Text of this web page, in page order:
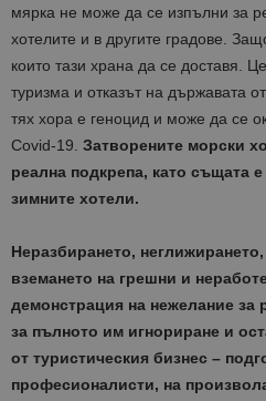
мярка не може да се изпълни за
хотелите и в другите градове.
които тази храна да се доставя.
туризма и отказът на държавата
тях хора е геноцид и може да се
Covid-19. Затворените морски
реална подкрепа, като същата
зимните хотели.
Неразбирането,
вземането на грешни и
демонстрация на нежелание
за пълното им игнориране и
от туристическия бизнес –
професионалисти, на